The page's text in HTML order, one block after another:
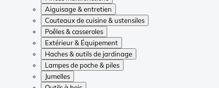
Aiguisage & entretien
Couteaux de cuisine & ustensiles
Poêles & casseroles
Extérieur & Équipement
Haches & outils de jardinage
Lampes de poche & piles
Jumelles